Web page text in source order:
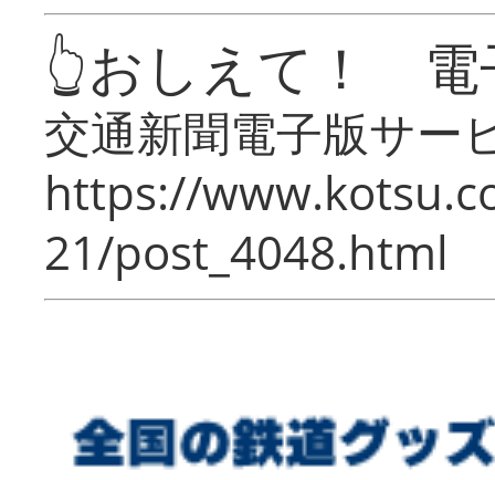
👆おしえて！ 電
交通新聞電子版サー
https://
21/post_4048.html